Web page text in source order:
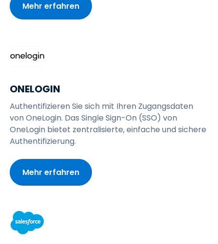
Mehr erfahren
ONELOGIN
Authentifizieren Sie sich mit Ihren Zugangsdaten
von OneLogin. Das Single Sign-On (SSO) von
OneLogin bietet zentralisierte, einfache und sichere
Authentifizierung.
Mehr erfahren